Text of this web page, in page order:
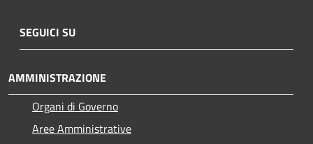
SEGUICI SU
AMMINISTRAZIONE
Organi di Governo
Aree Amministrative